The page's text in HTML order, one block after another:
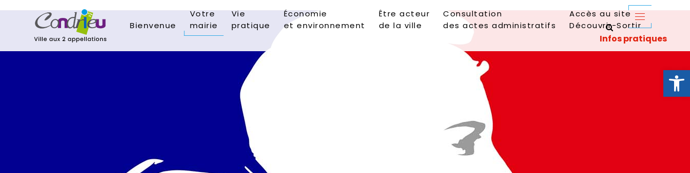
Ouvrir
Bienvenue
Votre
mairie
Vie
pratique
Économie
et environnement
Être acteur
de la ville
Consultation
des actes administratifs
Accès au site
Découvrir-Sortir